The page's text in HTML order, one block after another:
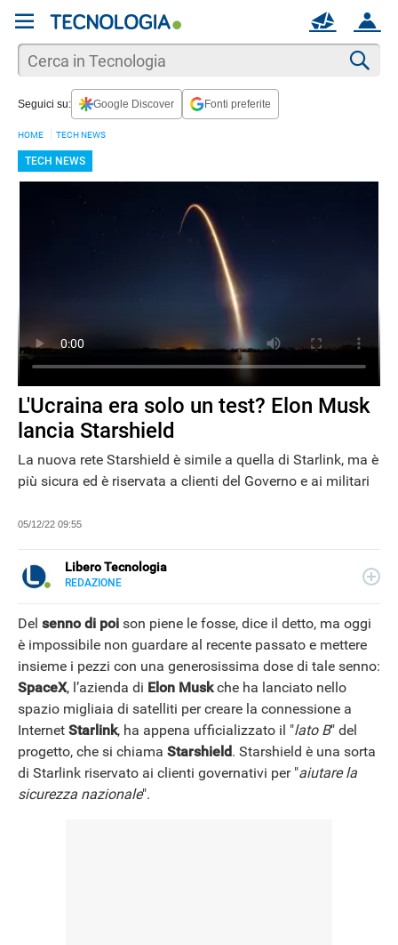
ACCOUNT
MAIL
NEWS
Seguici su: Google Discover Fonti preferite
HOME TECH NEWS
TECH NEWS
L'Ucraina era solo un test? Elon Musk
lancia Starshield
La nuova rete Starshield è simile a quella di Starlink, ma è
più sicura ed è riservata a clienti del Governo e ai militari
05/12/22 09:55
Libero Tecnologia
REDAZIONE
tendenze dal mondo tech, approfondimenti, guide e
tutorial, per un pubblico di principianti e di esperti, di
utenti privati, di PMI e professionisti. Qui trovate i nostri
articoli sul mondo Android e Apple, app e social, audio e
video, smartphone e wearable, domotica e gadget.
Del senno di poi son piene le fosse, dice il detto, ma oggi
è impossibile non guardare al recente passato e mettere
insieme i pezzi con una generosissima dose di tale senno:
SpaceX, l’azienda di Elon Muskche ha lanciato nello
spazio migliaia di satelliti per creare la connessione a
Internet Starlink, ha appena ufficializzato il "lato B" del
progetto, che si chiama Starshield. Starshield è una sorta
di Starlink riservato ai clienti governativi per "aiutare la
sicurezza nazionale".